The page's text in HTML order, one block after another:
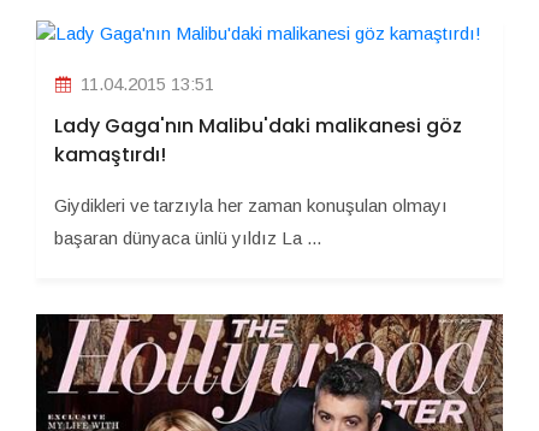
11.04.2015 13:51
Lady Gaga'nın Malibu'daki malikanesi göz
kamaştırdı!
Giydikleri ve tarzıyla her zaman konuşulan olmayı
başaran dünyaca ünlü yıldız La ...